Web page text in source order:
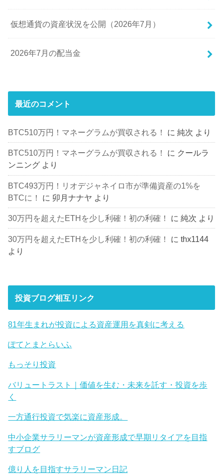
仮想通貨の資産状況を公開（2026年7月）
2026年7月の配当金
最近のコメント
BTC510万円！マネーグラムが買収される！ に純次 より
BTC510万円！マネーグラムが買収される！ に クールラ
ンニング より
BTC493万円！リオデジャネイロ市が準備資産の1%を
BTCに！
に 卯月ナナヤ より
30万円を超えたETHを少し利確！初の利確！ に純次 より
30万円を超えたETHを少し利確！初の利確！ にthx1144
より
投資ブログ相互リンク
81年生まれが投資による資産運用を真剣に考える
ぽてとまとらいふ
もっそり投資
バリュートラスト｜価値を生む・未来を託す・投資を歩
く
一方通行投資で気楽に資産形成。
中小企業サラリーマンが資産形成で早期リタイアを目指
すブログ
億り人を目指すサラリーマン日記